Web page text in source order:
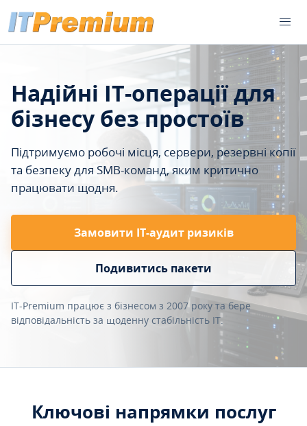
Надійні IT-операції для
бізнесу без простоїв
Підтримуємо робочі місця, сервери, резервні копії
та безпеку для SMB-команд, яким критично
працювати щодня.
Замовити ІТ-аудит ризиків
Подивитись пакети
IT-Premium працює з бізнесом з 2007 року та бере
відповідальність за щоденну стабільність IT.
Ключові напрямки послуг